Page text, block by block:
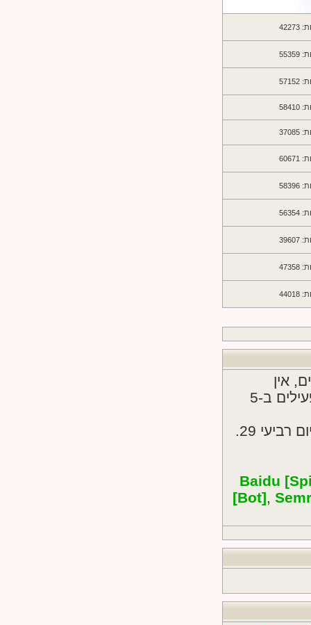
6 רשומים, אין
מוסתרים ו-120 אורחים (מבוסס על משתמשים פעילים ב-5
ב יום רביעי 29.
Baidu
[Bot],